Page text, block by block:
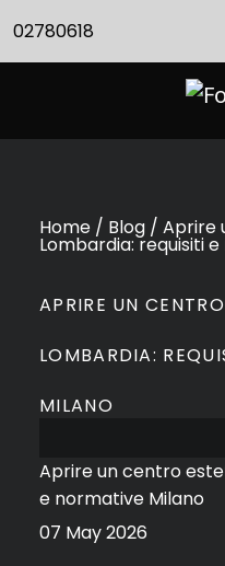
02780618
Home / Blog /
Lombardia: requisiti
APRIRE UN
LOMBARDIA:
MILANO
Aprire un centro
e normative Milano
07 May 2026